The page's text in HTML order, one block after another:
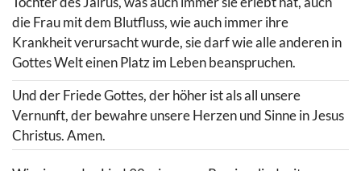
die Frau mit dem Blutfluss, wie auch immer ihre
Krankheit verursacht wurde, sie darf wie alle anderen in
Gottes Welt einen Platz im Leben beanspruchen.
Und der Friede Gottes, der höher ist als all unsere
Vernunft, der bewahre unsere Herzen und Sinne in Jesus
Christus. Amen.